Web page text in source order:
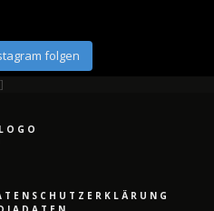
folgen